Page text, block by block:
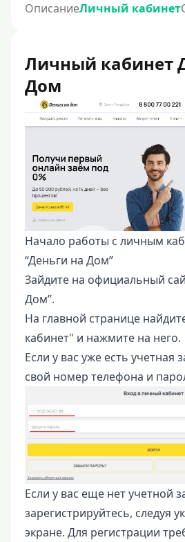
ОписаниеЛичный кабинет
Личный кабинет
Дом
Начало работы с личным
“Деньги на Дом”
Зайдите на официальный
Дом”.
На главной странице
кабинет" и нажмите на него.
Если у вас уже есть учетная
свой номер телефона и
Если у вас еще нет учетной
зарегистрируйтесь, следуя
экране. Для регистрации